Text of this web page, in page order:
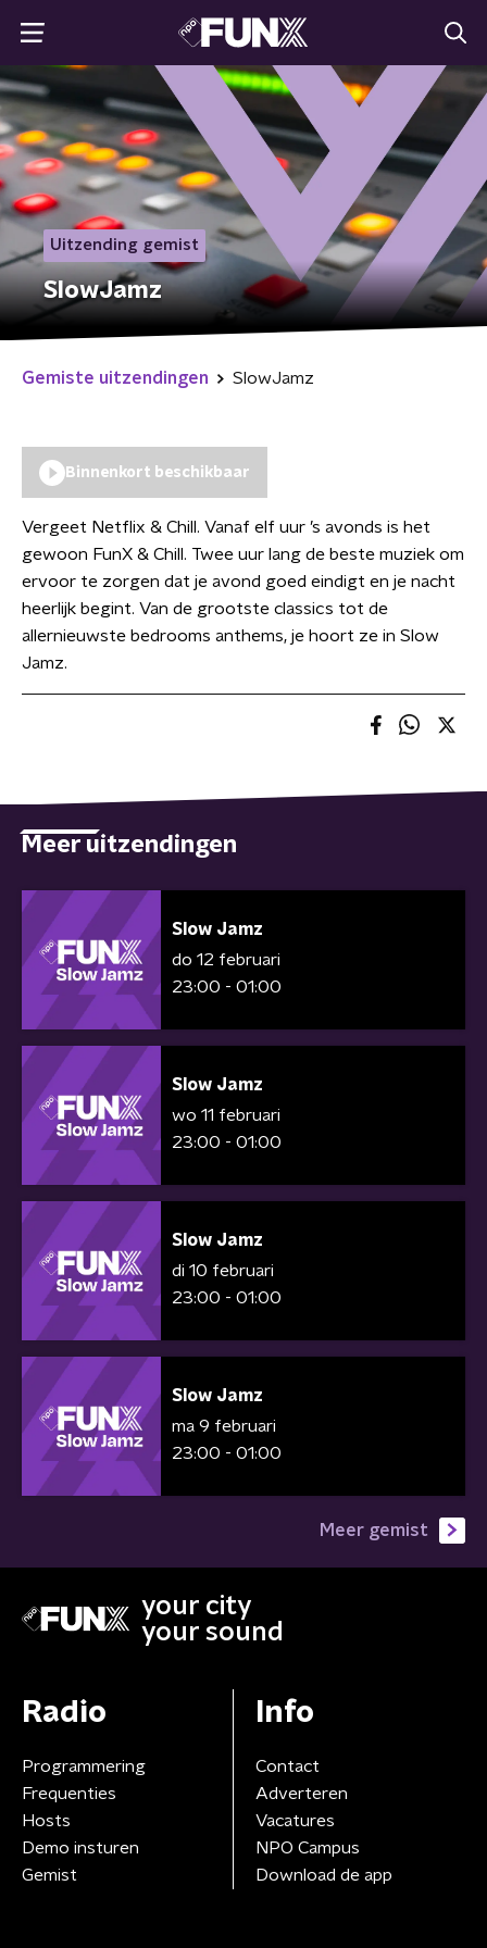
Uitzending gemist
SlowJamz
Gemiste uitzendingen SlowJamz
Binnenkort beschikbaar
Vergeet Netflix & Chill. Vanaf elf uur ’s avonds is het
gewoon FunX & Chill. Twee uur lang de beste muziek om
ervoor te zorgen dat je avond goed eindigt en je nacht
heerlijk begint. Van de grootste classics tot de
allernieuwste bedrooms anthems, je hoort ze in Slow
Jamz.
Meer uitzendingen
Slow Jamz
do 12 februari
23:00 - 01:00
Slow Jamz
wo 11 februari
23:00 - 01:00
Slow Jamz
di 10 februari
23:00 - 01:00
Slow Jamz
ma 9 februari
23:00 - 01:00
Meer gemist
your city
your sound
Radio
Programmering
Frequenties
Hosts
Demo insturen
Gemist
Info
Contact
Adverteren
Vacatures
NPO Campus
Download de app